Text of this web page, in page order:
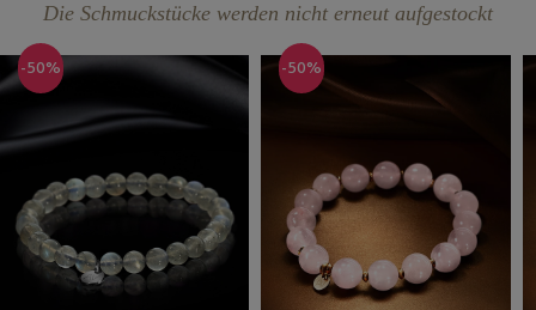
Die Schmuckstücke werden nicht erneut aufgestockt
-50% -50%